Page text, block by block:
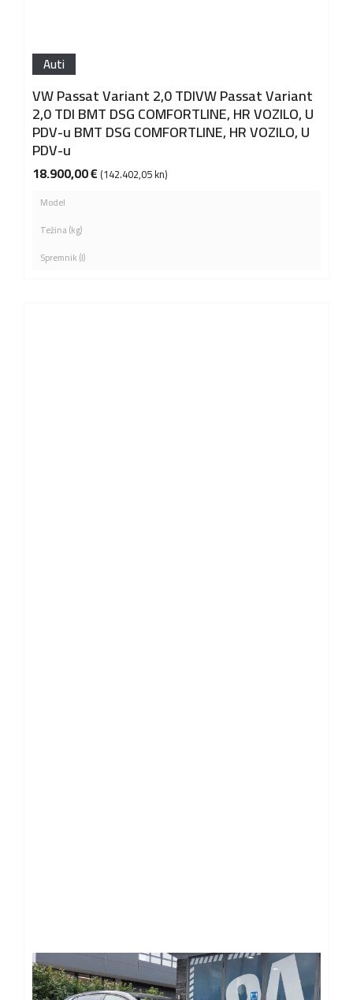
Auti
VW Passat Variant 2,0 TDIVW Passat Variant
2,0 TDI BMT DSG COMFORTLINE, HR VOZILO, U
PDV-u BMT DSG COMFORTLINE, HR VOZILO, U
PDV-u
18.900,00€ (142.402,05 kn)
Model
Težina (kg)
Spremnik (l)